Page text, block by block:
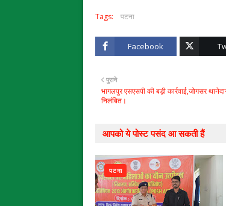
Tags: पटना
Facebook
पुराने
भागलपुर एसएसपी की बड़ी कार्रवाई,जोगसर
निलंबित।
आपको ये पोस्ट पसंद आ सकती हैं
पटना